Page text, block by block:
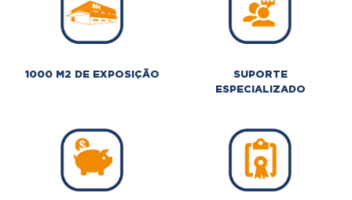
1000 M2 DE EXPOSIÇÃO
SUPORTE
ESPECIALIZADO